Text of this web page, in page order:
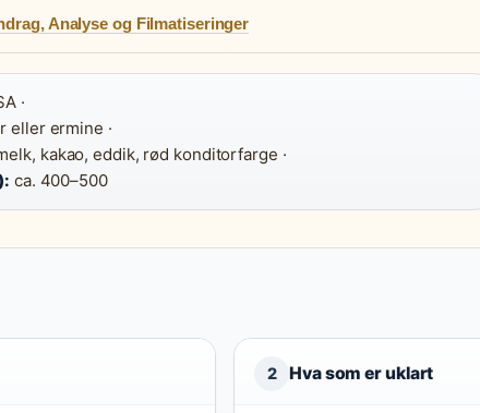
Analyse og Filmatiseringer
·
eller ermine ·
kakao, eddik, rød konditorfarge ·
ca. 400–500
2 Hva som er uklart